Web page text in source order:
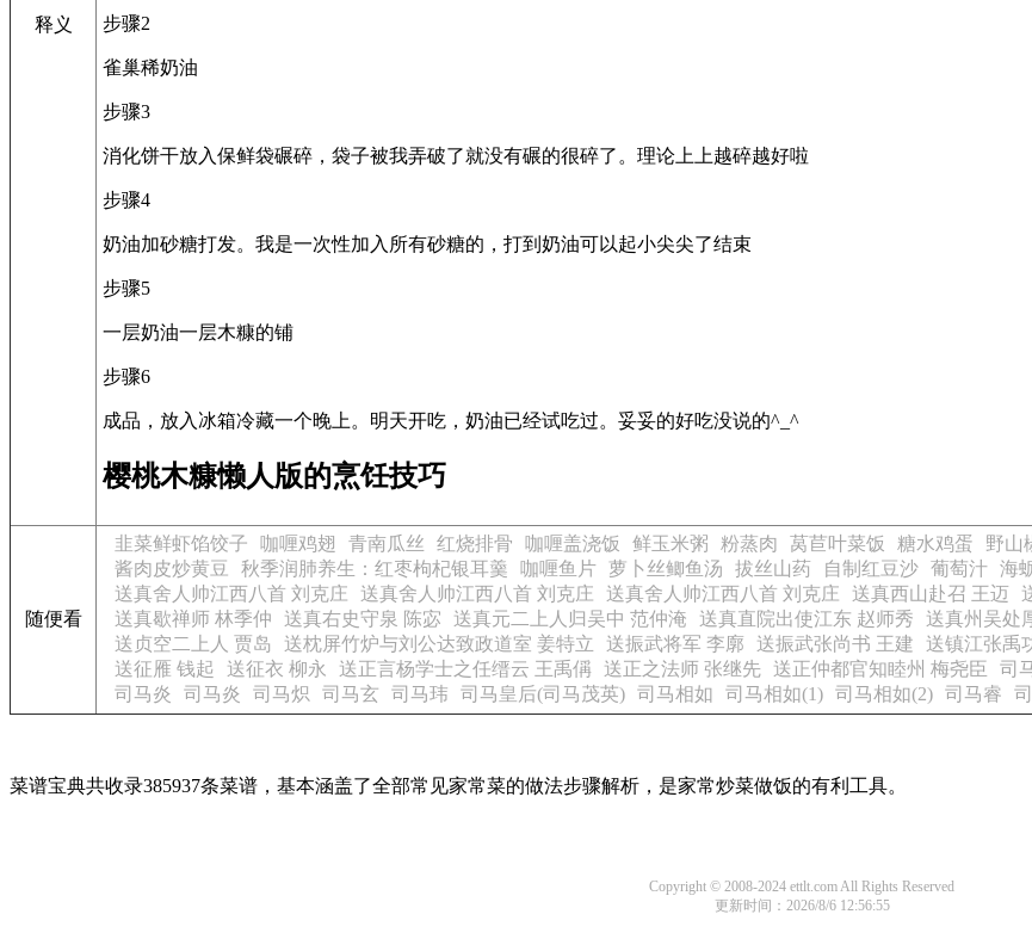
释义 步骤2
雀巢稀奶油
步骤3
消化饼干放入保鲜袋碾碎，袋子被我弄破了就没有碾的很碎了。理论上上越碎越好啦
步骤4
奶油加砂糖打发。我是一次性加入所有砂糖的，打到奶油可以起小尖尖了结束
步骤5
一层奶油一层木糠的铺
步骤6
成品，放入冰箱冷藏一个晚上。明天开吃，奶油已经试吃过。妥妥的好吃没说的^_^
樱桃木糠懒人版的烹饪技巧
随便看
韭菜鲜虾馅饺子 咖喱鸡翅 青南瓜丝 红烧排骨 咖喱盖浇饭 鲜玉米粥 粉蒸肉 莴苣叶菜饭 糖水鸡蛋 野山
酱肉皮炒黄豆
秋季润肺养生：红枣枸杞银耳羹 咖喱鱼片 萝卜丝鲫鱼汤 拔丝山药 自制红豆沙 葡萄汁 海
送真舍人帅江西八首 刘克庄
送真舍人帅江西八首 刘克庄 送真舍人帅江西八首 刘克庄 送真西山赴召 王迈
送真歇禅师 林季仲
送真右史守泉 陈宓 送真元二上人归吴中 范仲淹 送真直院出使江东 赵师秀 送真州吴处
送贞空二上人 贾岛
送枕屏竹炉与刘公达致政道室 姜特立 送振武将军 李廓 送振武张尚书 王建 送镇江张禹
送征雁 钱起
送征衣 柳永 送正言杨学士之任缙云 王禹偁 送正之法师 张继先 送正仲都官知睦州 梅尧臣 司
司马炎
司马炎 司马炽 司马玄 司马玮 司马皇后(司马茂英) 司马相如 司马相如(1) 司马相如(2) 司马睿
菜谱宝典共收录385937条菜谱，基本涵盖了全部常见家常菜的做法步骤解析，是家常炒菜做饭的有利工具。
Copyright © 2008-2024 ettlt.com All Rights Reserved
更新时间：2026/8/6 12:56:55